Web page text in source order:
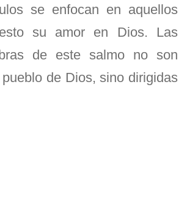
se enfocan en aquellos
su amor en Dios. Las
de este salmo no son
de Dios, sino dirigidas